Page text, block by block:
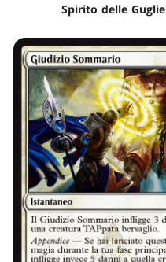
Spirito delle Guglie